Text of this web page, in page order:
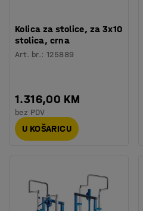
Kolica za stolice, za 3x10
stolica, crna
Art. br.:125889
1.316,00 KM
bez PDV
U KOŠARICU